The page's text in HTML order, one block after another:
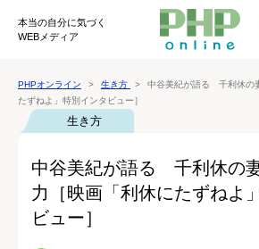
本当の自分に気づく
WEBメディア
PHPオンライン 生き方
中谷美紀が語る 千利休の
たずねよ」特別インタビュー］
生き方
中谷美紀が語る 千利休の
力［映画「利休にたずねよ
ビュー］